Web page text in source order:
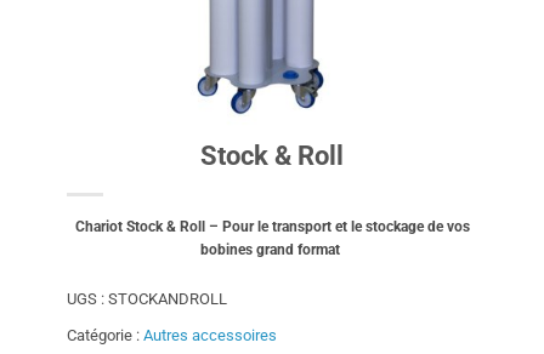
Stock & Roll
Chariot Stock & Roll – Pour le transport et le stockage de vos
bobines grand format
UGS : STOCKANDROLL
Catégorie : Autres accessoires